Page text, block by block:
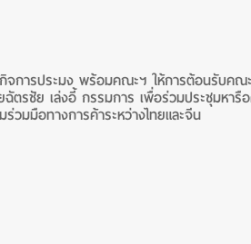
การประมง พร้อมคณะฯ ให้การต้อนรับคณ
ตรชัย เล่งอี้ กรรมการ เพื่อร่วมประชุมหารื
วมมือทางการค้าระหว่างไทยและจีน